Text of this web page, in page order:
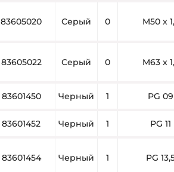
83605020 Серый 0 M50 x
83605022 Серый 0 M63 x
83601450 Черный 1 PG 09
83601452 Черный 1 PG 11
83601454 Черный 1 PG